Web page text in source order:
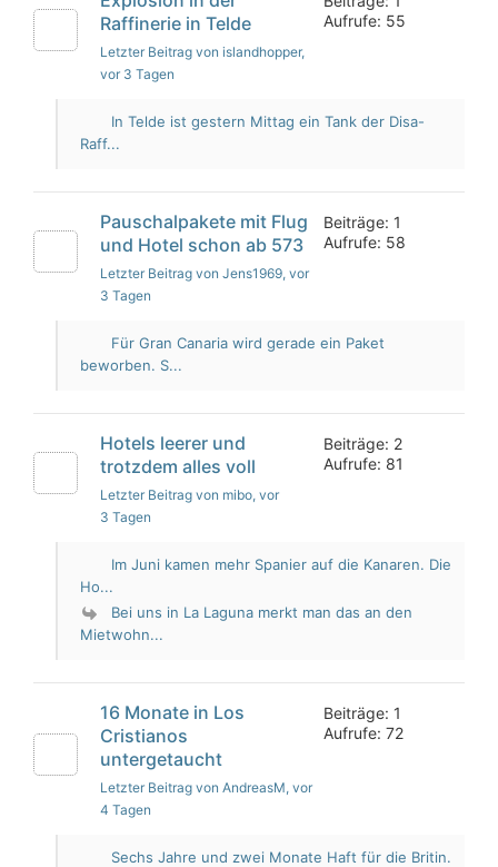
Raffinerie in Telde
Letzter Beitrag von islandhopper,
vor 3 Tagen
Aufrufe: 55
In Telde ist gestern Mittag ein Tank der Disa-
Raff...
Pauschalpakete mit Flug
und Hotel schon ab 573
Letzter Beitrag von Jens1969, vor
3 Tagen
Beiträge: 1
Aufrufe: 58
Für Gran Canaria wird gerade ein Paket
beworben. S...
Hotels leerer und
trotzdem alles voll
Letzter Beitrag von mibo, vor
3 Tagen
Beiträge: 2
Aufrufe: 81
Im Juni kamen mehr Spanier auf die Kanaren. Die
Ho...
Bei uns in La Laguna merkt man das an den
Mietwohn...
16 Monate in Los
Cristianos
untergetaucht
Letzter Beitrag von AndreasM, vor
4 Tagen
Beiträge: 1
Aufrufe: 72
Sechs Jahre und zwei Monate Haft für die Britin.